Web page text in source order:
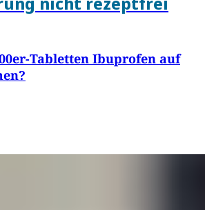
Tabletten Ibuprofen auf